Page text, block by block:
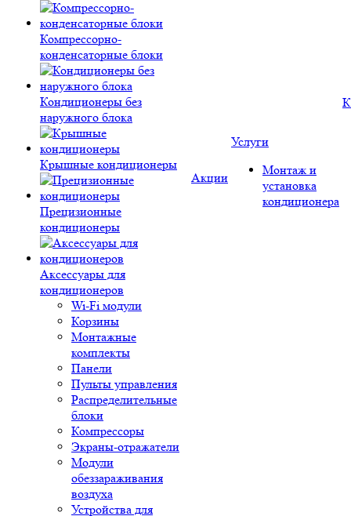
Компрессорно-
конденсаторные блоки
Кондиционеры без
наружного блока
Крышные кондиционеры
Прецизионные
кондиционеры
Аксессуары для
кондиционеров
Wi-Fi модули
Корзины
Монтажные
комплекты
Панели
Пульты управления
Распределительные
блоки
Компрессоры
Экраны-отражатели
Модули
обеззараживания
воздуха
Устройства для
Акции
Услуги
Монтаж и
установка
кондиционера